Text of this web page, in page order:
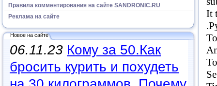
Правила комментирования на сайте SANDRONIC.RU
Реклама на сайте
Новое на сайте
06.11.23 Кому за 50.Как
бросить курить и похудеть
It